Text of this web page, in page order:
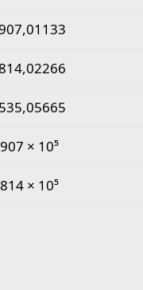
× 10⁵
× 10⁵